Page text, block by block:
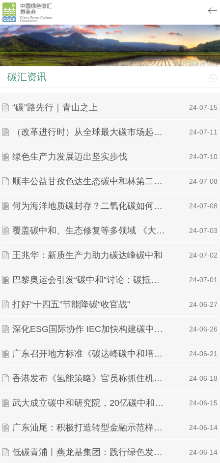
碳汇资讯
“碳”路先行｜青山之上 | 24-07-15
（改革进行时）从全球最大碳市场起步走稳看中国“双碳”答卷 | 24-07-11
绿色生产力发展迈出坚实步伐 | 24-07-10
顺丰公益甘孜色达生态碳中和林第二期项目考察活动圆满结束 | 24-07-08
何为海洋地质碳封存？二氧化碳如何在海底安家？记者探访揭秘 | 24-07-08
覆盖碳中和、生态修复等多领域 《大型活动可持续性评价指南》国家标准正式实施 | 24-07-03
王兆华：新质生产力助力碳达峰碳中和 | 24-07-02
巴黎奥运会引发“碳中和”讨论：碳抵消的合理性与挑战 | 24-07-01
打好“十四五”节能降碳“收官战” | 24-06-27
深化ESG国际协作 IEC加快构建碳中和标准体系 | 24-06-26
广东召开地方标准《碳达峰碳中和培训管理规范》编制启动会 | 24-06-21
香港发布《氢能策略》官员称抓住机遇可助港迈向碳中和 | 24-06-18
武大成立碳中和研究院，20亿碳中和基金签约 | 24-06-15
广东汕尾：积极打造转型金融示范样本 助力碳达峰碳中和 | 24-06-14
低碳青浦丨燕龙基集团：践行绿色发展理念，助力碳达峰、碳中和 | 24-06-14